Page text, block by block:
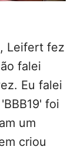
Leifert fez
falei
Eu falei
foi
um
criou